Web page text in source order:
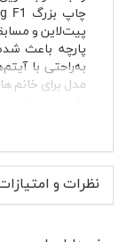
پیت‌لاین و
پارچه باعث
به‌راحتی با
مدل برای خانم
شد و خیلی زود
یکی از
چنین
نظرات و